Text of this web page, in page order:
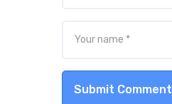
Submit Comment